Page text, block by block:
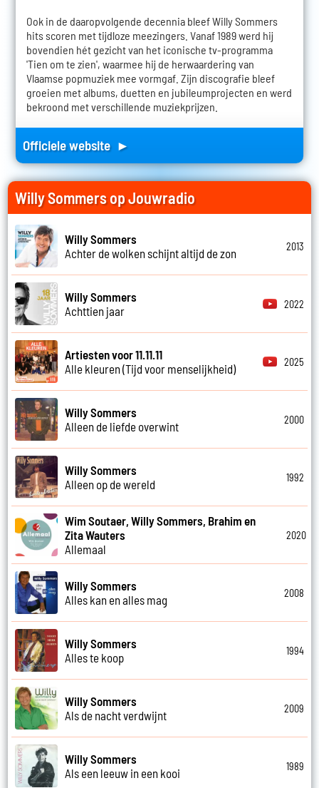
Ook in de daaropvolgende decennia bleef Willy Sommers
hits scoren met tijdloze meezingers. Vanaf 1989 werd hij
bovendien hét gezicht van het iconische tv-programma
'Tien om te zien', waarmee hij de herwaardering van
Vlaamse popmuziek mee vormgaf. Zijn discografie bleef
groeien met albums, duetten en jubileumprojecten en werd
bekroond met verschillende muziekprijzen.
Officiele website ►
Willy Sommers op Jouwradio
Willy Sommers
Achter de wolken schijnt altijd de zon
2013
Willy Sommers
Achttien jaar
2022
Artiesten voor 11.11.11
Alle kleuren (Tijd voor menselijkheid)
2025
Willy Sommers
Alleen de liefde overwint
2000
Willy Sommers
Alleen op de wereld
1992
Wim Soutaer, Willy Sommers, Brahim en
Zita Wauters
Allemaal
2020
Willy Sommers
Alles kan en alles mag
2008
Willy Sommers
Alles te koop
1994
Willy Sommers
Als de nacht verdwijnt
2009
Willy Sommers
Als een leeuw in een kooi
1989